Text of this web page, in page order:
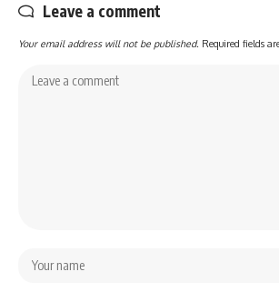
Leave a comment
Your email address will not be published. Required fields